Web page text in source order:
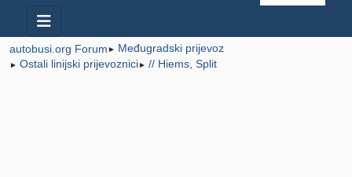
autobusi.org Forum ► Međugradski prijevoz
► Ostali linijski prijevoznici► // Hiems, Split